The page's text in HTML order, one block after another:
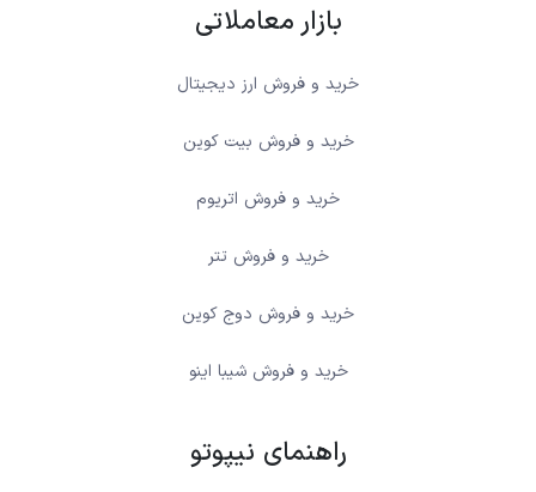
بازار معاملاتی
خرید و فروش ارز دیجیتال
خرید و فروش بیت کوین
خرید و فروش اتریوم
خرید و فروش تتر
خرید و فروش دوج کوین
خرید و فروش شیبا اینو
راهنمای نیپوتو